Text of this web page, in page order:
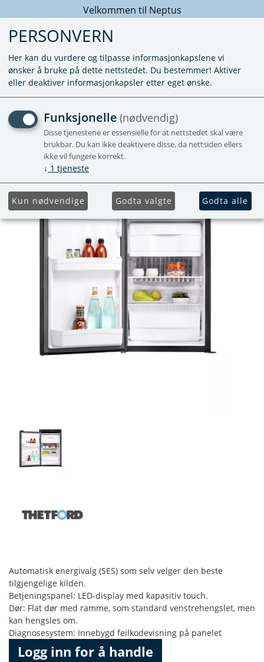
Velkommen til Neptus
KJØLESKAP N4080 E+
Absorbsjonsskap
Automatisk energivalg (SES) som selv velger den beste
tilgjengelige kilden.
Betjeningspanel: LED-display med kapasitiv touch.
Dør: Flat dør med ramme, som standard venstrehengslet, men
kan hengsles om.
Diagnosesystem: Innebygd feilkodevisning på panelet
Logg inn for å handle
PERSONVERN
Her kan du vurdere og tilpasse informasjonkapslene vi
ønsker å bruke på dette nettstedet. Du bestemmer! Aktiver
eller deaktiver informasjonkapsler etter eget ønske.
Funksjonelle (nødvendig)
Disse tjenestene er essensielle for at nettstedet skal være
brukbar. Du kan ikke deaktivere disse, da nettsiden ellers
ikke vil fungere korrekt.
↓ 1 tjeneste
Kun nødvendige Godta valgte Godta alle